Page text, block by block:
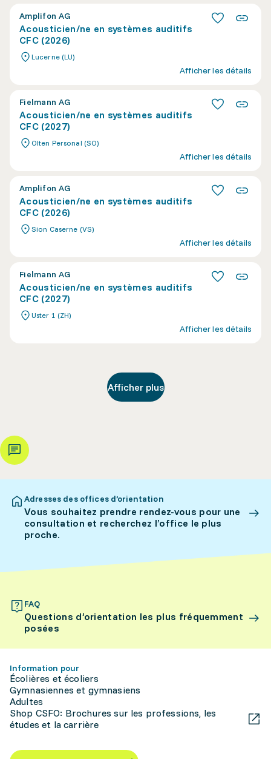
Amplifon AG
Acousticien/ne en systèmes auditifs
CFC (2026)
Lucerne (LU)
Afficher les détails
Fielmann AG
Acousticien/ne en systèmes auditifs
CFC (2027)
Olten Personal (SO)
Afficher les détails
Amplifon AG
Acousticien/ne en systèmes auditifs
CFC (2026)
Sion Caserne (VS)
Afficher les détails
Fielmann AG
Acousticien/ne en systèmes auditifs
CFC (2027)
Uster 1 (ZH)
Afficher les détails
Afficher plus
Adresses des offices d’orientation
Vous souhaitez prendre rendez-vous pour une
consultation et recherchez l’office le plus
proche.
FAQ
Questions d’orientation les plus fréquemment
posées
Information pour
Écolières et écoliers
Gymnasiennes et gymnasiens
Adultes
Shop CSFO: Brochures sur les professions, les
études et la carrière